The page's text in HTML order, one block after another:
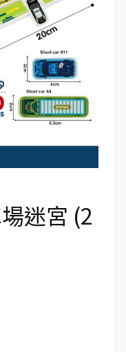
迷宮 (2